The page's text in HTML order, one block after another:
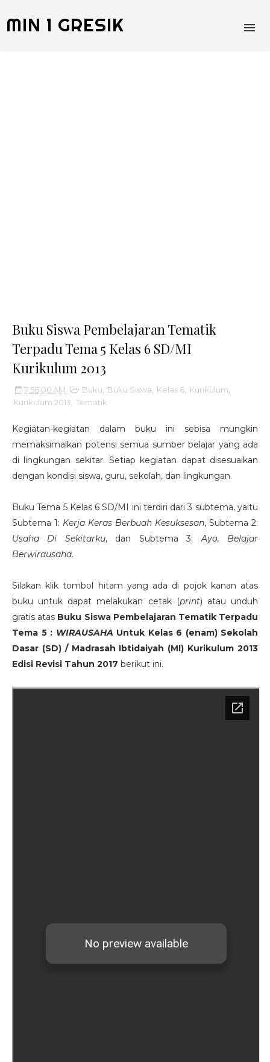
MIN 1 GRESIK
Buku Siswa Pembelajaran Tematik
Terpadu Tema 5 Kelas 6 SD/MI
Kurikulum 2013
7:56:00 AM Buku Buku Siswa Kelas 6 Kurikulum
Kurikulum 2013 Tematik
Kegiatan-kegiatan dalam buku ini sebisa mungkin
memaksimalkan potensi semua sumber belajar yang ada
di lingkungan sekitar. Setiap kegiatan dapat disesuaikan
dengan kondisi siswa, guru, sekolah, dan lingkungan.
Buku Tema 5 Kelas 6 SD/MI ini terdiri dari 3 subtema, yaitu
Subtema 1: Kerja Keras Berbuah Kesuksesan, Subtema 2:
Usaha Di Sekitarku, dan Subtema 3:Ayo, Belajar
Berwirausaha.
Silakan klik tombol hitam yang ada di pojok kanan atas
buku untuk dapat melakukan cetak (print) atau unduh
gratis atas Buku Siswa Pembelajaran Tematik Terpadu
Tema 5 : WIRAUSAHA Untuk Kelas 6 (enam) Sekolah
Dasar (SD) / Madrasah Ibtidaiyah (MI) Kurikulum 2013
Edisi Revisi Tahun 2017 berikut ini.